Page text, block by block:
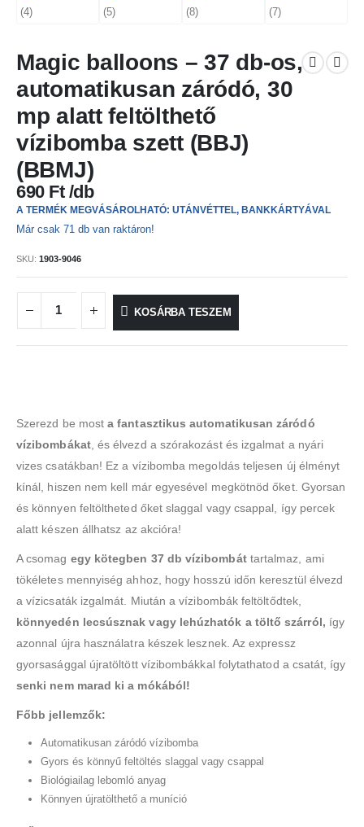
Magic balloons – 37 db-os,
automatikusan záródó, 30
mp alatt feltölthető
vízibomba szett (BBJ)
(BBMJ)
690 Ft
A TERMÉK MEGVÁSÁROLHATÓ: UTÁNVÉTTEL, BANKKÁRTYÁVAL
Már csak 71 db van raktáron!
SKU: 1903-9046
KOSÁRBA TESZEM
Szerezd be most a fantasztikus automatikusan záródó
vízibombákat, és élvezd a szórakozást és izgalmat a nyári
vizes csatákban! Ez a vízibomba megoldás teljesen új élményt
kínál, hiszen nem kell már egyesével megkötnöd őket. Gyorsan
és könnyen feltöltheted őket slaggal vagy csappal, így percek
alatt készen állhatsz az akcióra!
A csomag egy kötegben 37 db vízibombáttartalmaz, ami
tökéletes mennyiség ahhoz, hogy hosszú időn keresztül élvezd
a vízicsaták izgalmát. Miután a vízibombák feltöltődtek,
könnyedén lecsúsznak vagy lehúzhatók a töltő szárról, így
azonnal újra használatra készek lesznek. Az expressz
gyorsasággal újratöltött vízibombákkal folytathatod a csatát, így
senki nem marad ki a mókából!
Főbb jellemzők:
Automatikusan záródó vízibomba
Gyors és könnyű feltöltés slaggal vagy csappal
Biológiailag lebomló anyag
Könnyen újratölthető a muníció